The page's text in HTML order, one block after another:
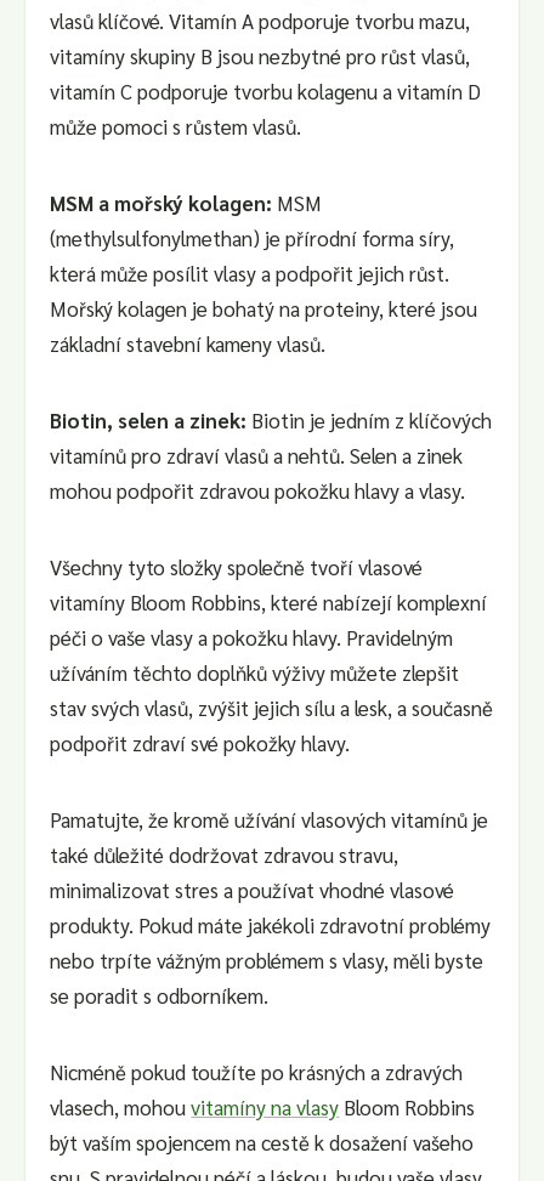
vlasů klíčové. Vitamín A podporuje tvorbu mazu,
vitamíny skupiny B jsou nezbytné pro růst vlasů,
vitamín C podporuje tvorbu kolagenu a vitamín D
může pomoci s růstem vlasů.
MSM a mořský kolagen: MSM
(methylsulfonylmethan) je přírodní forma síry,
která může posílit vlasy a podpořit jejich růst.
Mořský kolagen je bohatý na proteiny, které jsou
základní stavební kameny vlasů.
Biotin, selen a zinek: Biotin je jedním z klíčových
vitamínů pro zdraví vlasů a nehtů. Selen a zinek
mohou podpořit zdravou pokožku hlavy a vlasy.
Všechny tyto složky společně tvoří vlasové
vitamíny Bloom Robbins, které nabízejí komplexní
péči o vaše vlasy a pokožku hlavy. Pravidelným
užíváním těchto doplňků výživy můžete zlepšit
stav svých vlasů, zvýšit jejich sílu a lesk, a současně
podpořit zdraví své pokožky hlavy.
Pamatujte, že kromě užívání vlasových vitamínů je
také důležité dodržovat zdravou stravu,
minimalizovat stres a používat vhodné vlasové
produkty. Pokud máte jakékoli zdravotní problémy
nebo trpíte vážným problémem s vlasy, měli byste
se poradit s odborníkem.
Nicméně pokud toužíte po krásných a zdravých
vlasech, mohouvitamíny na vlasy Bloom Robbins
být vaším spojencem na cestě k dosažení vašeho